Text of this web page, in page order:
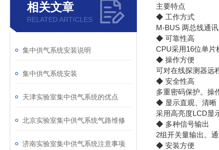
相关文章
RELATED ARTICLES
集中供气系统安装说明
集中供气系统安装
天津实验室集中供气系统的优点
北京实验室集中供气系统气路维修
济南实验室集中供气系统注意事项
主要特点
◆ 工作方式
M-BUS 两总线通
◆ 可靠性高
CPU采用16位单片
◆ 操作方便
可对在线探测器远
◆ 安全性高
多重密码保护。操
◆ 显示直观、清晰
采用高亮度LCD显
◆ 多种信号输出
2组开关量输出。
◆ 安装方便